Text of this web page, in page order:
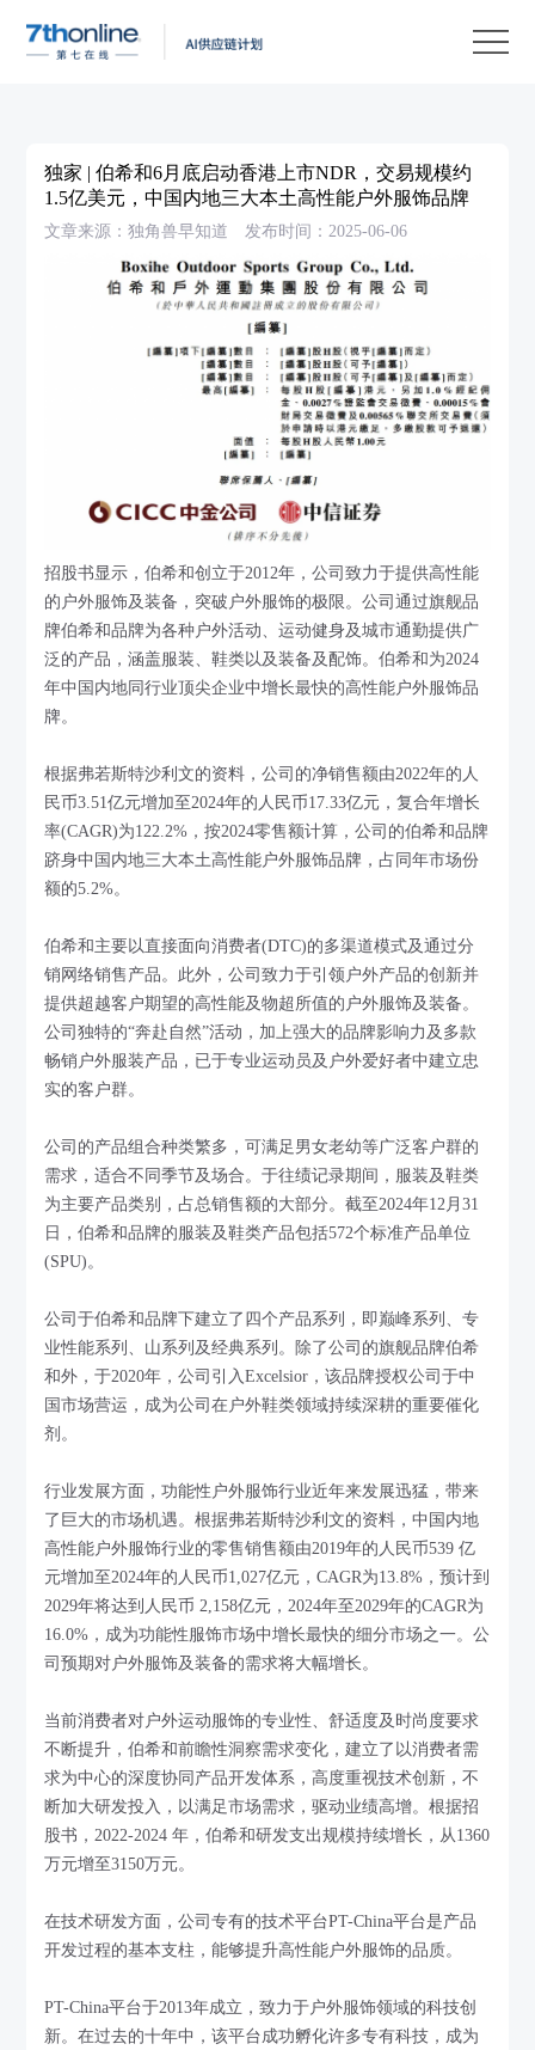
独家 | 伯希和6月底启动香港上市NDR，交易规模约
1.5亿美元，中国内地三大本土高性能户外服饰品牌
文章来源：独角兽早知道 发布时间：2025-06-06
招股书显示，伯希和创立于2012年，公司致力于提供高性能
的户外服饰及装备，突破户外服饰的极限。公司通过旗舰品
牌伯希和品牌为各种户外活动、运动健身及城市通勤提供广
泛的产品，涵盖服装、鞋类以及装备及配饰。伯希和为2024
年中国内地同行业顶尖企业中增长最快的高性能户外服饰品
牌。
根据弗若斯特沙利文的资料，公司的净销售额由2022年的人
民币3.51亿元增加至2024年的人民币17.33亿元，复合年增长
率(CAGR)为122.2%，按2024零售额计算，公司的伯希和品牌
跻身中国内地三大本土高性能户外服饰品牌，占同年市场份
额的5.2%。
伯希和主要以直接面向消费者(DTC)的多渠道模式及通过分
销网络销售产品。此外，公司致力于引领户外产品的创新并
提供超越客户期望的高性能及物超所值的户外服饰及装备。
公司独特的“奔赴自然”活动，加上强大的品牌影响力及多款
畅销户外服装产品，已于专业运动员及户外爱好者中建立忠
实的客户群。
公司的产品组合种类繁多，可满足男女老幼等广泛客户群的
需求，适合不同季节及场合。于往绩记录期间，服装及鞋类
为主要产品类别，占总销售额的大部分。截至2024年12月31
日，伯希和品牌的服装及鞋类产品包括572个标准产品单位
(SPU)。
公司于伯希和品牌下建立了四个产品系列，即巅峰系列、专
业性能系列、山系列及经典系列。除了公司的旗舰品牌伯希
和外，于2020年，公司引入Excelsior，该品牌授权公司于中
国市场营运，成为公司在户外鞋类领域持续深耕的重要催化
剂。
行业发展方面，功能性户外服饰行业近年来发展迅猛，带来
了巨大的市场机遇。根据弗若斯特沙利文的资料，中国内地
高性能户外服饰行业的零售销售额由2019年的人民币539 亿
元增加至2024年的人民币1,027亿元，CAGR为13.8%，预计到
2029年将达到人民币 2,158亿元，2024年至2029年的CAGR为
16.0%，成为功能性服饰市场中增长最快的细分市场之一。公
司预期对户外服饰及装备的需求将大幅增长。
当前消费者对户外运动服饰的专业性、舒适度及时尚度要求
不断提升，伯希和前瞻性洞察需求变化，建立了以消费者需
求为中心的深度协同产品开发体系，高度重视技术创新，不
断加大研发投入，以满足市场需求，驱动业绩高增。根据招
股书，2022-2024 年，伯希和研发支出规模持续增长，从1360
万元增至3150万元。
在技术研发方面，公司专有的技术平台PT-China平台是产品
开发过程的基本支柱，能够提升高性能户外服饰的品质。
PT-China平台于2013年成立，致力于户外服饰领域的科技创
新。在过去的十年中，该平台成功孵化许多专有科技，成为